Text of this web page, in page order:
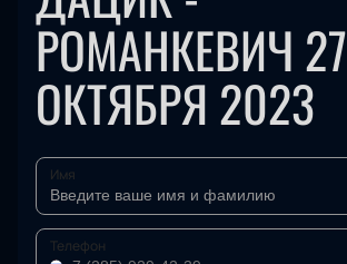
РОМАНКЕВИЧ 27
ОКТЯБРЯ 2023
Имя
Телефон